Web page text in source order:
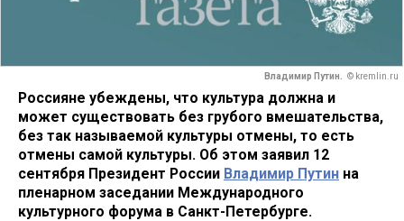
Владимир Путин. © kremlin.ru
Россияне убеждены, что культура должна и
может существовать без грубого вмешательства,
без так называемой культуры отмены, то есть
отмены самой культуры. Об этом заявил 12
сентября Президент России Владимир Путин на
пленарном заседании Международного
культурного форума в Санкт-Петербурге.